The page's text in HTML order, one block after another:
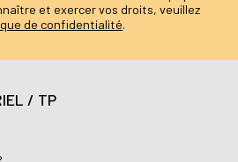
et exercer vos droits, veuillez
de confidentialité.
/ TP